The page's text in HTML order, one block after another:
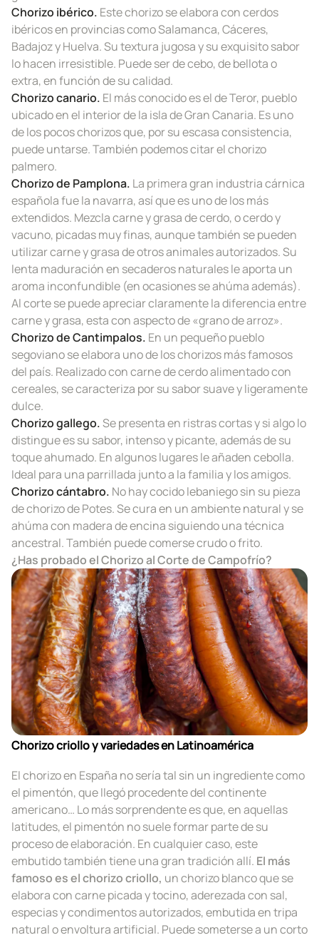
Chorizo ibérico. Este chorizo se elabora con cerdos
ibéricos en provincias como Salamanca, Cáceres,
Badajoz y Huelva. Su textura jugosa y su exquisito sabor
lo hacen irresistible. Puede ser de cebo, de bellota o
extra, en función de su calidad.
Chorizo canario. El más conocido es el de Teror, pueblo
ubicado en el interior de la isla de Gran Canaria. Es uno
de los pocos chorizos que, por su escasa consistencia,
puede untarse. También podemos citar el chorizo
palmero.
Chorizo de Pamplona. La primera gran industria cárnica
española fue la navarra, así que es uno de los más
extendidos. Mezcla carne y grasa de cerdo, o cerdo y
vacuno, picadas muy finas, aunque también se pueden
utilizar carne y grasa de otros animales autorizados. Su
lenta maduración en secaderos naturales le aporta un
aroma inconfundible (en ocasiones se ahúma además).
Al corte se puede apreciar claramente la diferencia entre
carne y grasa, esta con aspecto de «grano de arroz».
Chorizo de Cantimpalos. En un pequeño pueblo
segoviano se elabora uno de los chorizos más famosos
del país. Realizado con carne de cerdo alimentado con
cereales, se caracteriza por su sabor suave y ligeramente
dulce.
Chorizo gallego.Se presenta en ristras cortas y si algo lo
distingue es su sabor, intenso y picante, además de su
toque ahumado. En algunos lugares le añaden cebolla.
Ideal para una parrillada junto a la familia y los amigos.
Chorizo cántabro. No hay cocido lebaniego sin su pieza
de chorizo de Potes. Se cura en un ambiente natural y se
ahúma con madera de encina siguiendo una técnica
ancestral. También puede comerse crudo o frito.
¿Has probado elChorizo al Cortede Campofrío?
Chorizo criollo y variedades en Latinoamérica
El chorizo en España no sería tal sin un ingrediente como
el pimentón, que llegó procedente del continente
americano… Lo más sorprendente es que, en aquellas
latitudes, el pimentón no suele formar parte de su
proceso de elaboración. En cualquier caso, este
embutido también tiene una gran tradición allí. El más
famoso es el chorizo criollo, un chorizo blanco que se
elabora con carne picada y tocino, aderezada con sal,
especias y condimentos autorizados, embutida en tripa
natural o envoltura artificial. Puede someterse a un corto